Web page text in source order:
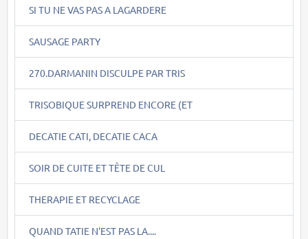
SI TU NE VAS PAS A LAGARDERE
SAUSAGE PARTY
270.DARMANIN DISCULPE PAR TRIS
TRISOBIQUE SURPREND ENCORE (ET
DECATIE CATI, DECATIE CACA
SOIR DE CUITE ET TÊTE DE CUL
THERAPIE ET RECYCLAGE
QUAND TATIE N'EST PAS LA....